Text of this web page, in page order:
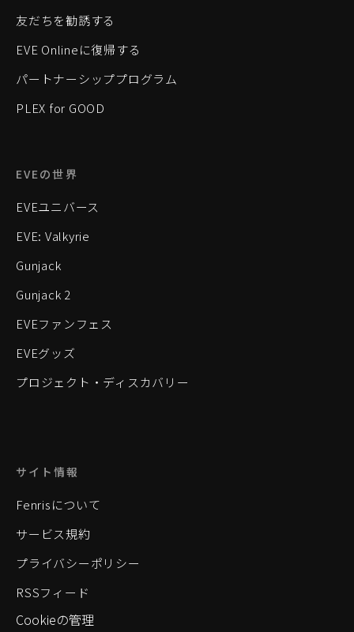
友だちを勧誘する
EVE Onlineに復帰する
パートナーシッププログラム
PLEX for GOOD
EVEの世界
EVEユニバース
EVE: Valkyrie
Gunjack
Gunjack 2
EVEファンフェス
EVEグッズ
プロジェクト・ディスカバリー
サイト情報
Fenrisについて
サービス規約
プライバシーポリシー
RSSフィード
Cookieの管理